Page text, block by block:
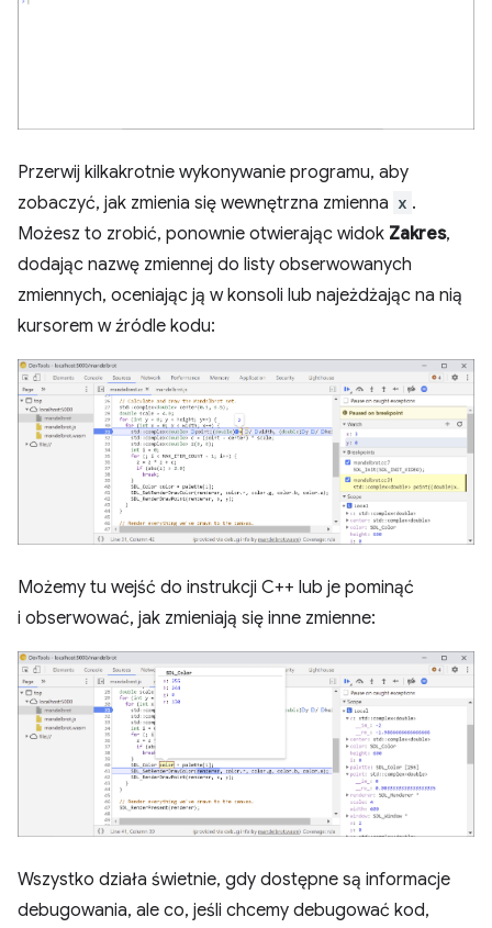
Przerwij kilkakrotnie wykonywanie programu, aby
zobaczyć, jak zmienia się wewnętrzna zmienna x .
Możesz to zrobić, ponownie otwierając widok Zakres,
dodając nazwę zmiennej do listy obserwowanych
zmiennych, oceniając ją w konsoli lub najeżdżając na nią
kursorem w źródle kodu:
Możemy tu wejść do instrukcji C++ lub je pominąć
i obserwować, jak zmieniają się inne zmienne:
Wszystko działa świetnie, gdy dostępne są informacje
debugowania, ale co, jeśli chcemy debugować kod,